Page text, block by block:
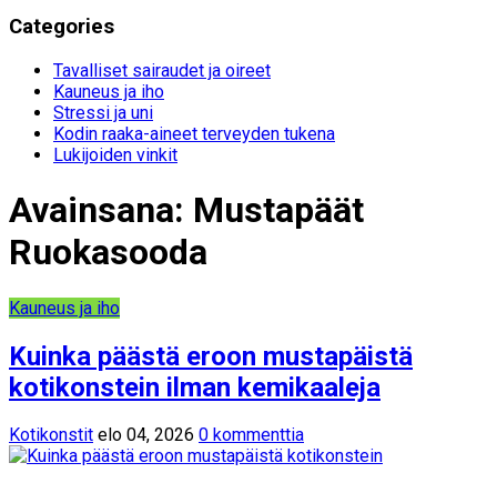
Categories
Tavalliset sairaudet ja oireet
Kauneus ja iho
Stressi ja uni
Kodin raaka-aineet terveyden tukena
Lukijoiden vinkit
Avainsana: Mustapäät
Ruokasooda
Kauneus ja iho
Kuinka päästä eroon mustapäistä
kotikonstein ilman kemikaaleja
Kotikonstit elo 04, 2026 0 kommenttia